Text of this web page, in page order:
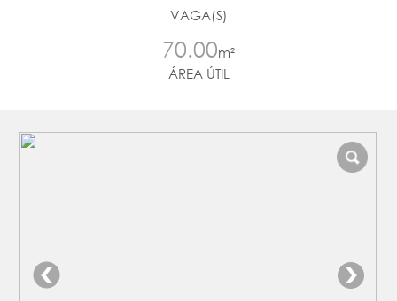
VAGA(S)
70.00m²
ÁREA ÚTIL